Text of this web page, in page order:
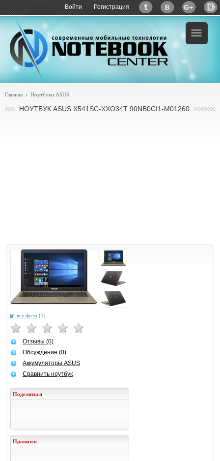
Войти Регистрация
Главная Ноутбуки ASUS
НОУТБУК ASUS X541SC-XXO34T 90NB0CI1-M01260
все фото (1)
Отзывы (0)
Обсуждение (0)
Аккумуляторы ASUS
Сравнить ноутбук
Поделиться
Нравится